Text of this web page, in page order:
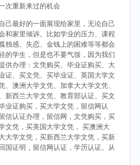
次重新来过的机会
己最好的一面展现给家里，无论自己
和家里倾诉。比如学业的压力、课程
独感、失恋、金钱上的困难等等都会
的学生，但是也不要气馁，因为我们
供办理：文凭购买、毕业证购买、大
证、买文凭、买毕业证、英国大学文
、澳洲大学文凭、加拿大大学文凭、
新西兰大学文凭、教育部认证、买文
业证购买，买大学文凭，留信网认
信认证办理，留信网，文凭购买，买
文凭，买美国大学文凭， 买澳洲大
大学文凭，买新西兰大学文凭，买新
国证明，留信网认证，学历认证。从